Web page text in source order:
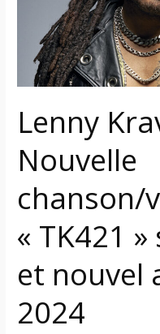
Lenny
Nouvelle
chanson/
« TK421
et nouvel
2024
« TK421 »
écoute
nouvel
album
en
2024